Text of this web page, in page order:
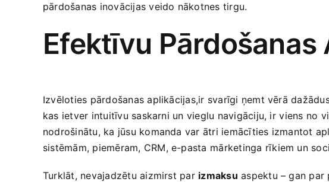
pārdošanas inovācijas veido nākotnes tirgu.
Efektīvu
Izvēloties pārdošanas aplikācijas,ir svarīgi ņemt vērā
‍kas ietver intuitīvu​ saskarni un ‍vieglu navigāciju, ir ⁢viens no
nodrošinātu, ka jūsu komanda var ātri iemācīties izmantot‍
sistēmām, piemēram, CRM, e-pasta⁢ mārketinga rīkiem un
Turklāt, nevajadzētu aizmirst par izmaksu aspektu – gan par